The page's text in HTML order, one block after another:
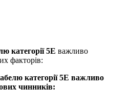
категорії 5E важливо
факторів:
категорії 5E важливо
чинників: